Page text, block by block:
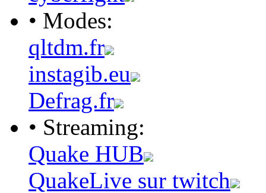
• Modes:
qltdm.fr
instagib.eu
Defrag.fr
• Streaming:
Quake HUB
QuakeLive sur twitch